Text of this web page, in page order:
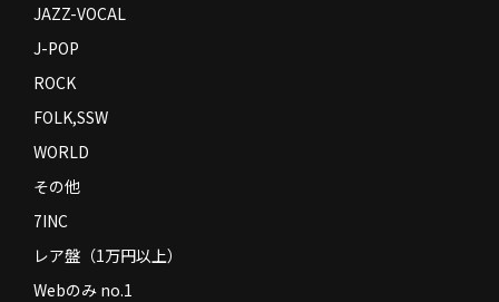
JAZZ-VOCAL
J-POP
ROCK
FOLK,SSW
WORLD
その他
7INC
レア盤（1万円以上）
Webのみ no.1